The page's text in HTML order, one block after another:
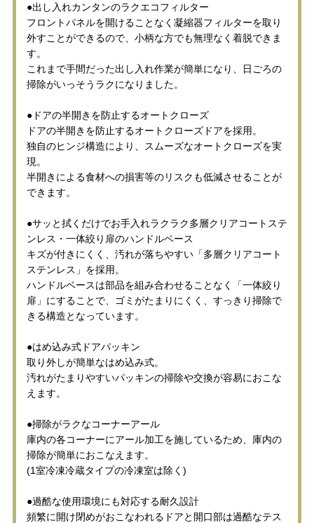
●出し入れカンタンのラクエコフィルター
フロントパネルを開けることなく凝縮器フィルターを取り
外すことができるので、小柄な方でも無理なく着脱できま
す。
これまで手間だった出し入れ作業が簡単になり、日ごろの
掃除がいっそうラクになりました。
●ドアの半開きを防止するオートクローズ
ドアの半開きを防止するオートクローズドアを採用。
独自のヒンジ構造により、スムーズなオートクローズを実
現。
半開きによる食材への損害等のリスクも低減させることが
できます。
●サッと拭くだけでお手入れラクラク多層クリアコートステ
ンレス・一体絞り扉のハンドルベース
キズが付きにくく、汚れが落ちやすい「多層クリアコート
ステンレス」を採用。
ハンドルベースは部品を組み合わせることなく「一体絞り
扉」にすることで、ゴミがたまりにくく、すっきり掃除で
きる構造となっています。
●はめ込み式ドアパッキン
取り外しが簡単なはめ込み式。
汚れがたまりやすいパッキンの掃除や交換が容易におこな
えます。
●掃除がラクなコーナーアール
庫内の各コーナーにアール加工を施しているため、庫内の
掃除が簡単におこなえます。
(1室冷凍冷蔵タイプの冷凍室は除く)
●過酷な使用環境にも対応する耐久設計
頻繁に開け閉めがおこなわれるドアと開口部は過酷なテス